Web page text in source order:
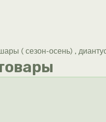
( сезон-осень) ,